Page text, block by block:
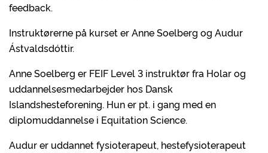
feedback.
Instruktørerne på kurset er Anne Soelberg og Audur
Ástvaldsdóttir.
Anne Soelberg er FEIF Level 3 instruktør fra Holar og
uddannelsesmedarbejder hos Dansk
Islandshesteforening. Hun er pt. i gang med en
diplomuddannelse i Equitation Science.
Audur er uddannet fysioterapeut, hestefysioterapeut